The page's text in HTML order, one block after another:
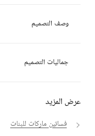
عرض المزيد
فساتين ماركات للبنات
وصف التصميم
جماليات التصميم